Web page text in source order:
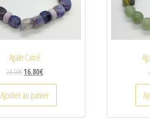
Agate Carré
24.00€16.80€
Ajouter au panier